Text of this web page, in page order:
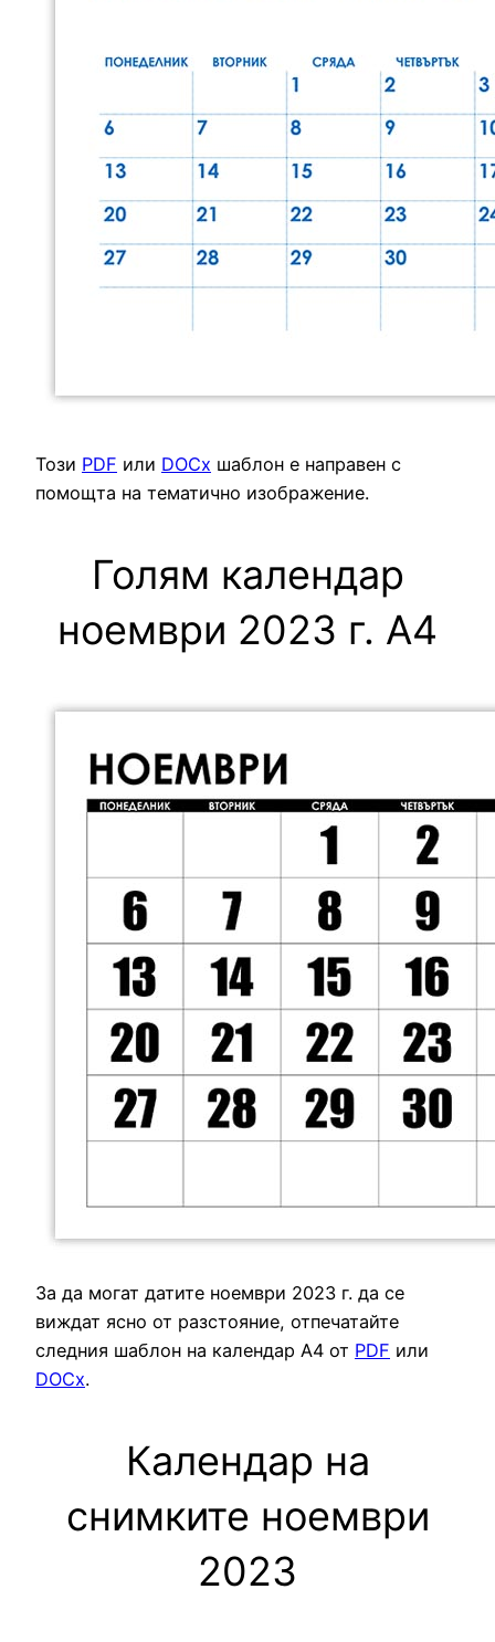
Този PDF или DOCx шаблон е направен с
помощта на тематично изображение.
Голям календар
ноември 2023 г. А4
За да могат датите ноември 2023 г. да се
виждат ясно от разстояние, отпечатайте
следния шаблон на календар A4 от PDF или
DOCx.
Календар на
снимките ноември
2023